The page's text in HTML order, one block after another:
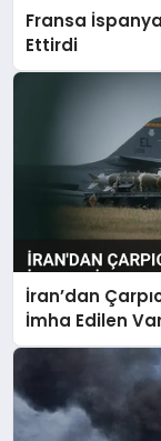
Fransa
Ettirdi
İran’dan
İmha Edilen